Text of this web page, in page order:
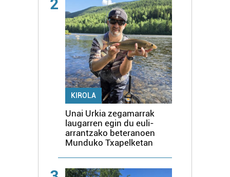
2
KIROLA
Unai Urkia zegamarrak
laugarren egin du euli-
arrantzako beteranoen
Munduko Txapelketan